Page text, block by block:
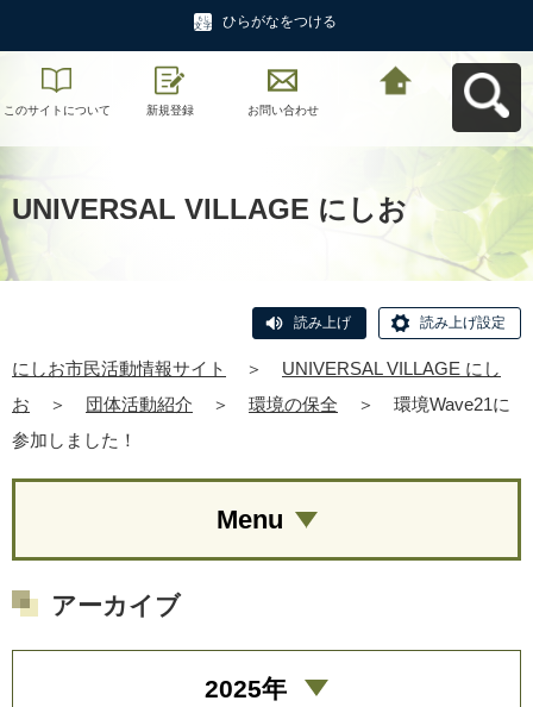
ひらがなをつける
このサイトについて 新規登録 お問い合わせ
UNIVERSAL VILLAGE にしお
読み上げ 読み上げ設定
にしお市民活動情報サイト ＞
UNIVERSAL VILLAGE にし
お
＞ 団体活動紹介 ＞ 環境の保全 ＞
環境Wave21に
参加しました！
Menu
アーカイブ
2025年